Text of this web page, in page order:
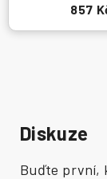
857
Diskuze
Buďte první,